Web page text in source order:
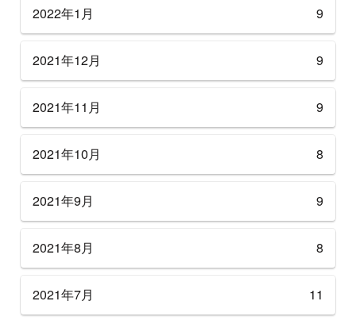
2022年1月 9
2021年12月 9
2021年11月 9
2021年10月 8
2021年9月 9
2021年8月 8
2021年7月 11